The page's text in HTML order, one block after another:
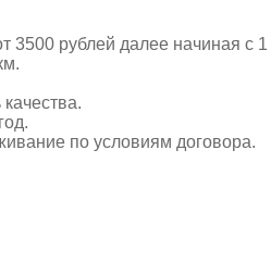
3500 рублей далее начиная с 1
по условиям договора.